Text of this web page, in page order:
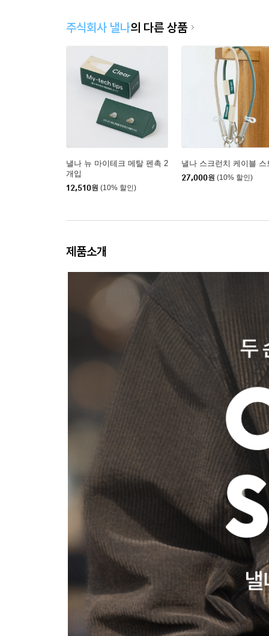
주식회사 낼나의 다른 상품
낼나 뉴 마이테크 메탈 펜촉 2
개입
12,510원 (10% 할인)
낼나 스크런치 케이블 스
27,000원 (10% 할인)
제품소개